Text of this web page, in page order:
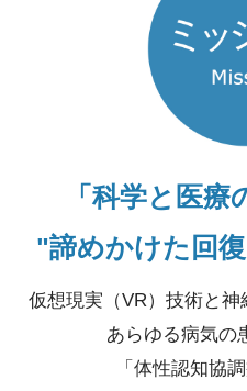
「科学と医
"諦めかけた回
仮想現実（VR）技術と神
あらゆる病気の
「体性認知協